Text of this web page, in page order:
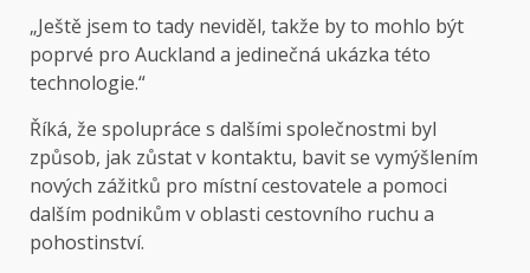
„Ještě jsem to tady neviděl, takže by to mohlo být
poprvé pro Auckland a jedinečná ukázka této
technologie.“
Říká, že spolupráce s dalšími společnostmi byl
způsob, jak zůstat v kontaktu, bavit se vymýšlením
nových zážitků pro místní cestovatele a pomoci
dalším podnikům v oblasti cestovního ruchu a
pohostinství.